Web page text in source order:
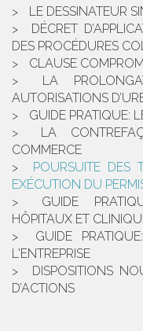
LE DESSINATEUR
DÉCRET
DES PROCÉDURES
CLAUSE
LA
AUTORISATIONS
GUIDE PRATIQUE:
LA
COMMERCE
POURSUITE DES
EXÉCUTION DU
GUIDE
HÔPITAUX ET
GUIDE
L'ENTREPRISE
DISPOSITIONS
D’ACTIONS